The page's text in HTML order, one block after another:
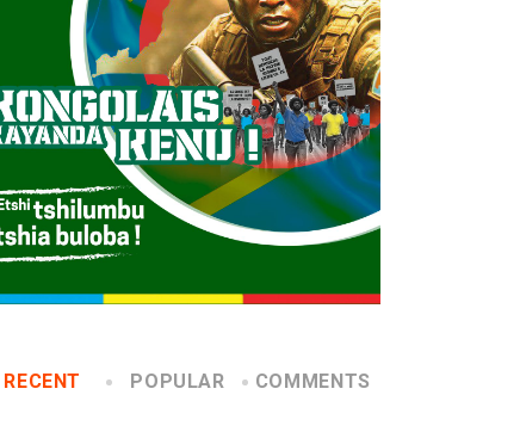
RECENT POPULAR COMMENTS